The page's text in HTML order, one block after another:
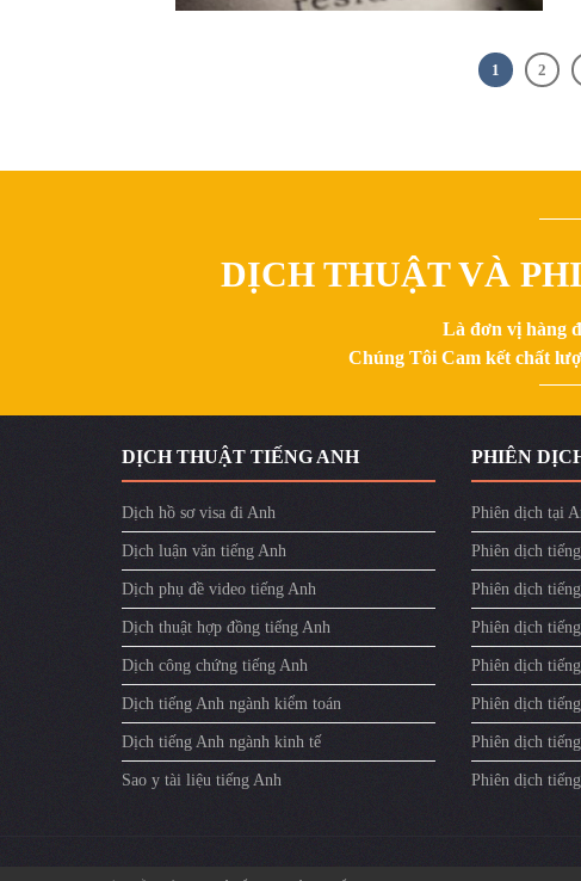
1 2
DỊCH THUẬT VÀ
Là đơn vị hàng
Chúng Tôi Cam kết chất
​DỊCH THUẬT TIẾNG ANH
Dịch hồ sơ visa đi Anh
Dịch luận văn tiếng Anh
Dịch phụ đề video tiếng Anh
Dịch thuật hợp đồng tiếng Anh
Dịch công chứng tiếng Anh
Dịch tiếng Anh ngành kiểm toán
Dịch tiếng Anh ngành kinh tế
Sao y tài liệu tiếng Anh
PHIÊN
Phiên dịch tại
Phiên dịch
Phiên dịch
Phiên dịch
Phiên dịch
Phiên dịch
Phiên dịch
Phiên dịch